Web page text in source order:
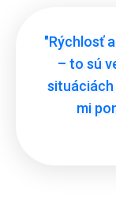
"Rýchlosť
– to sú
situáciách
mi